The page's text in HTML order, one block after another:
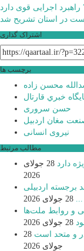
راهبری
نوشته
اجرایی قوی‌ دارد
در استان تشریح شد
اشتراک گذاری
برچسب ها
محسن زاده
خبري قارتال
حسن سروری
مغان اردبیل
نیروی انسانی
مطالب مرتبط
دارد
28 جولای
2026
برجسته اردبیلی
28 جولای 2026
و روابط ملت‌ها
28 جولای 2026
و متحد است 28
جولای 2026